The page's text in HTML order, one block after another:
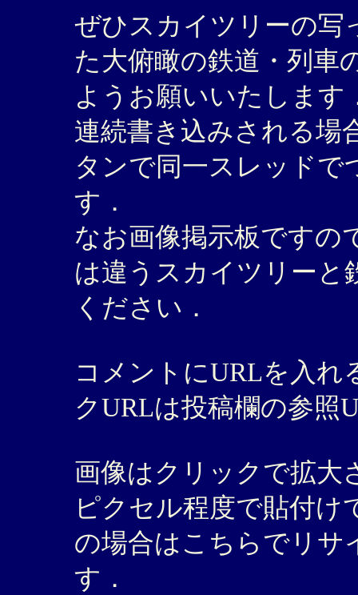
ぜひスカイツリーの写
た大俯瞰の鉄道・列車
ようお願いいたします
連続書き込みされる場
タンで同一スレッド
す．
なお画像掲示板ですの
は違うスカイツリーと
ください．
コメントにURLを入
クURLは投稿欄の参照
画像はクリックで拡大
ピクセル程度で貼付け
の場合はこちらでリサ
す．